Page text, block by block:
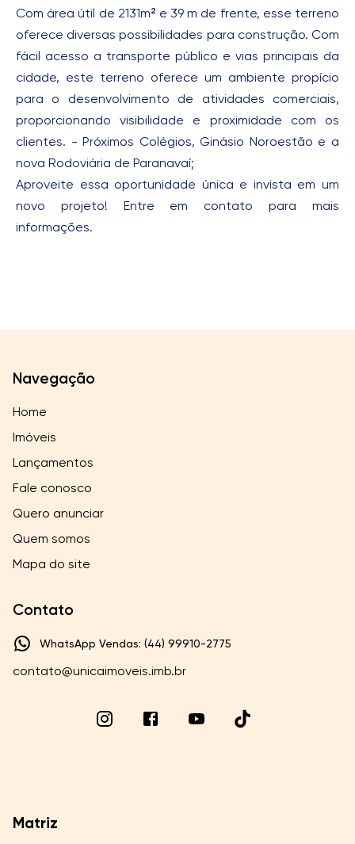
Com área útil de 2131m² e 39 m de frente, esse terreno
oferece diversas possibilidades para construção. Com
fácil acesso a transporte público e vias principais da
cidade, este terreno oferece um ambiente propício
para o desenvolvimento de atividades comerciais,
proporcionando visibilidade e proximidade com os
clientes. - Próximos Colégios, Ginásio Noroestão e a
nova Rodoviária de Paranavaí;
Aproveite essa oportunidade única e invista em um
novo projeto! Entre em contato para mais
informações.
Navegação
Home
Imóveis
Lançamentos
Fale conosco
Quero anunciar
Quem somos
Mapa do site
Contato
WhatsApp Vendas: (44) 99910-2775
contato@unicaimoveis.imb.br
Matriz